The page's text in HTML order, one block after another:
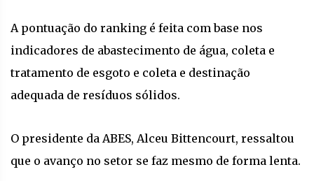
A pontuação do ranking é feita com base nos
indicadores de abastecimento de água, coleta e
tratamento de esgoto e coleta e destinação
adequada de resíduos sólidos.
O presidente da ABES, Alceu Bittencourt, ressaltou
que o avanço no setor se faz mesmo de forma lenta.